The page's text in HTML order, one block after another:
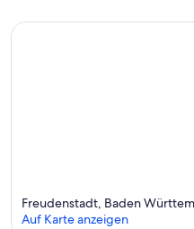
Freudenstadt, Baden
Auf Karte anzeigen